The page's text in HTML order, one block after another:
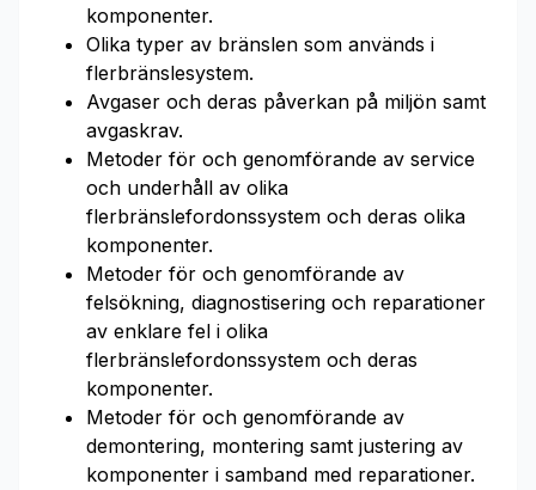
komponenter.
Olika typer av bränslen som används i
flerbränslesystem.
Avgaser och deras påverkan på miljön samt
avgaskrav.
Metoder för och genomförande av service
och underhåll av olika
flerbränslefordonssystem och deras olika
komponenter.
Metoder för och genomförande av
felsökning, diagnostisering och reparationer
av enklare fel i olika
flerbränslefordonssystem och deras
komponenter.
Metoder för och genomförande av
demontering, montering samt justering av
komponenter i samband med reparationer.